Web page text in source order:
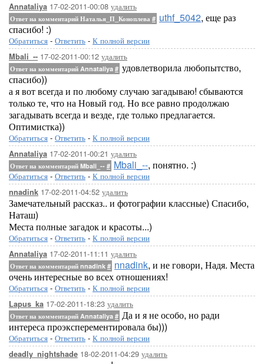
Annataliya 17-02-2011-00:08 удалить
Ответ на комментарий Наталья_П_Коноплева # uthf_5042, еще раз
спасибо! :)
Обратиться - Ответить - К полной версии
Mbali_-- 17-02-2011-00:12 удалить
Ответ на комментарий Annataliya # удовлетворила любопытство,
спасибо))
а я вот всегда и по любому случаю загадываю! сбываются
только те, что на Новый год. Но все равно продолжаю
загадывать всегда и везде, где только предлагается.
Оптимистка))
Обратиться - Ответить - К полной версии
Annataliya 17-02-2011-00:21 удалить
Ответ на комментарий Mbali_-- # Mbali_--, понятно. :)
Обратиться - Ответить - К полной версии
nnadink 17-02-2011-04:52 удалить
Замечательный рассказ.. и фотографии классные) Спасибо,
Наташ)
Места полные загадок и красоты...)
Обратиться - Ответить - К полной версии
Annataliya 17-02-2011-11:11 удалить
Ответ на комментарий nnadink # nnadink, и не говори, Надя. Места
очень интересные во всех отношениях!
Обратиться - Ответить - К полной версии
Lapus_ka 17-02-2011-18:23 удалить
Ответ на комментарий Annataliya # Да и я не особо, но ради
интереса проэксперементировала бы)))
Обратиться - Ответить - К полной версии
deadly_nightshade 18-02-2011-04:29 удалить